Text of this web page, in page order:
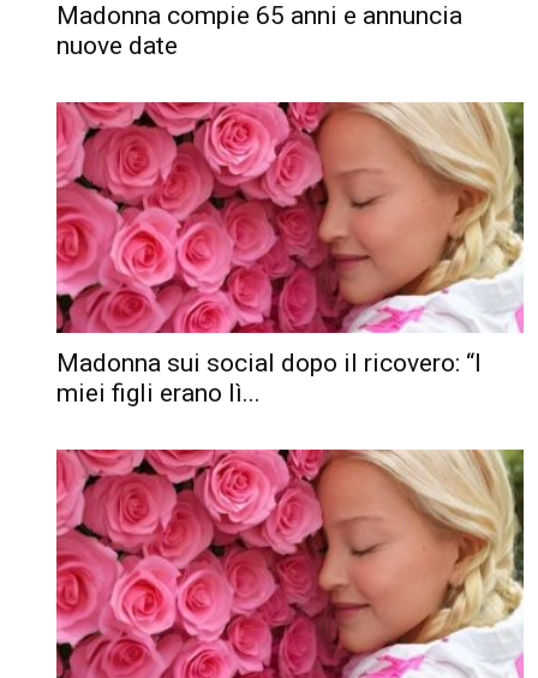
Madonna compie 65 anni e annuncia
nuove date
Madonna sui social dopo il ricovero: “I
miei figli erano lì...